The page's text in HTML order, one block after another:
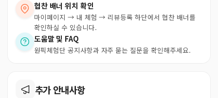
협찬 배너 위치 확인
마이페이지 → 내 체험 → 리뷰등록 하단에서 협찬 배너를
확인하실 수 있습니다.
도움말 및 FAQ
원픽체험단 공지사항과 자주 묻는 질문을 확인해주세요.
추가 안내사항